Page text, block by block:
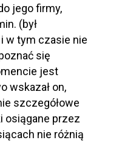
jego firmy,
(był
w tym czasie nie
się
jest
wskazał on,
szczegółowe
osiągane przez
nie różnią